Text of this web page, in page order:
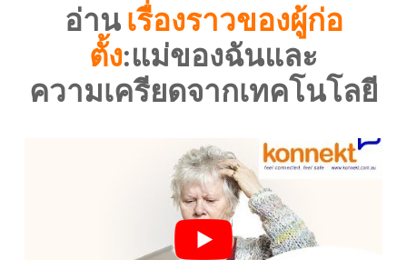
อ่าน เรื่องราวของผู้ก่อ
ตั้ง:แม่ของฉันและ
ความเครียดจากเทคโนโลยี